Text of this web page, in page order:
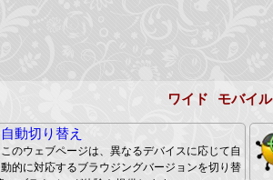
ワイド モバイル
自動切り替え
このウェブページは、異なるデバイスに応じて自
動的に対応するブラウジングバージョンを切り替